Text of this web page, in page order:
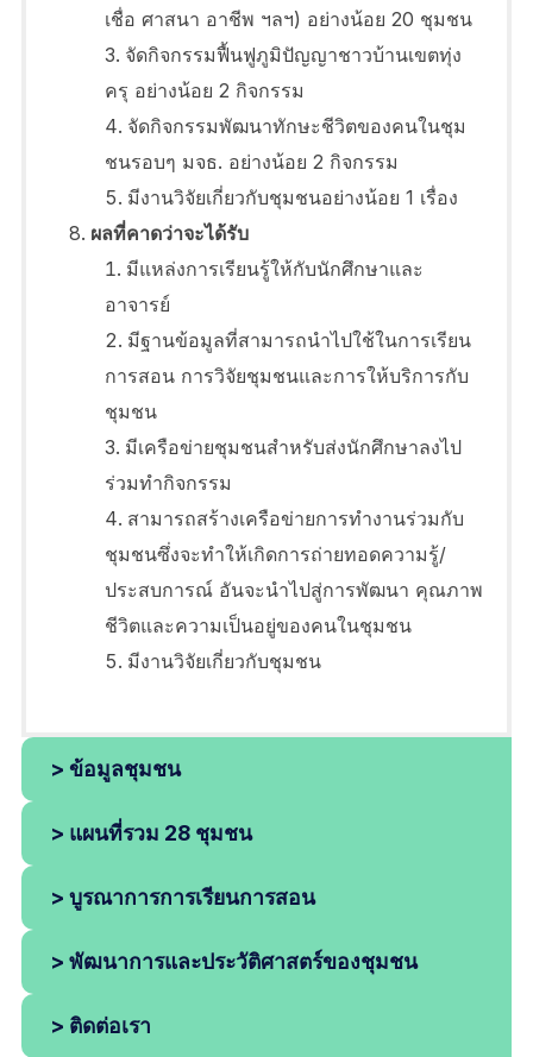
เชื่อ ศาสนา อาชีพ ฯลฯ) อย่างน้อย 20 ชุมชน
จัดกิจกรรมฟื้นฟูภูมิปัญญาชาวบ้านเขตทุ่ง
ครุ อย่างน้อย 2 กิจกรรม
จัดกิจกรรมพัฒนาทักษะชีวิตของคนในชุม
ชนรอบๆ มจธ. อย่างน้อย 2 กิจกรรม
มีงานวิจัยเกี่ยวกับชุมชนอย่างน้อย 1 เรื่อง
ผลที่คาดว่าจะได้รับ
มีแหล่งการเรียนรู้ให้กับนักศึกษาและ
อาจารย์
มีฐานข้อมูลที่สามารถนำไปใช้ในการเรียน
การสอน การวิจัยชุมชนและการให้บริการกับ
ชุมชน
มีเครือข่ายชุมชนสำหรับส่งนักศึกษาลงไป
ร่วมทำกิจกรรม
สามารถสร้างเครือข่ายการทำงานร่วมกับ
ชุมชนซึ่งจะทำให้เกิดการถ่ายทอดความรู้/
ประสบการณ์ อันจะนำไปสู่การพัฒนา คุณภาพ
ชีวิตและความเป็นอยู่ของคนในชุมชน
มีงานวิจัยเกี่ยวกับชุมชน
> ข้อมูลชุมชน
> แผนที่รวม 28 ชุมชน
> บูรณาการการเรียนการสอน
> พัฒนาการและประวัติศาสตร์ของชุมชน
> ติดต่อเรา